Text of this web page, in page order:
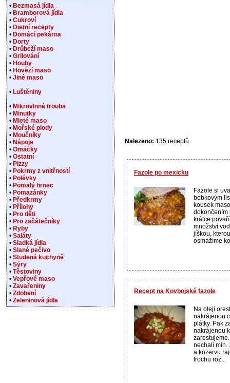
Nalezeno: 135 receptů
Fazole po mexicku
Fazole si
bobkovým
kousek
dokončením
krátce
množství
jíškou,
osmažíme
Recept na Kovbojské fazole
Na oleji
nakrájenou
plátky. Pak
nakrájenou
nechali min.
a kozervu
trochu roz...
• Bezmasá jídla
• Bramborová jídla
• Cukroví
• Dietní recepty
• Domácí pekárna
• Dorty
• Drůbeží maso
• Grilování
• Houby
• Hovězí maso
• Jiné maso
• Luštěniny
• Mikrovlnná trouba
• Minutky
• Mleté maso
• Mořské plody
• Moučníky
• Nápoje
• Omáčky
• Ostatní
• Pizzy
• Pokrmy z vnitřností
• Polévky
• Pomalý hrnec
• Pomazánky
• Předkrmy
• Přílohy
• Pro děti
• Pro začátečníky
• Ryby
• Saláty
• Sladká jídla
• Slané pečivo
• Studená kuchyně
• Sýry
• Těstoviny
• Vepřové maso
• Zavařeniny
• Zdobení
• Zeleninová jídla